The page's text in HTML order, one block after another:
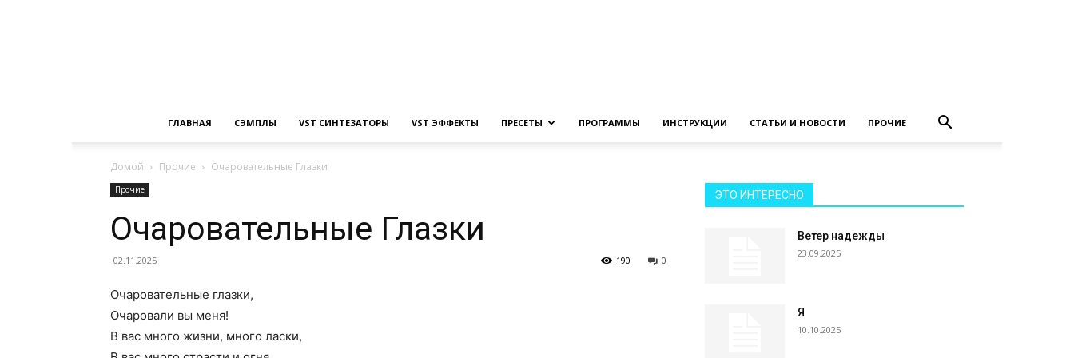
ГЛАВНАЯ СЭМПЛЫ VST СИНТЕЗАТОРЫ VST ЭФФЕКТЫ ПРЕСЕТЫ ПРОГРАММЫ ИНСТРУКЦИИ СТАТЬИ И НОВОСТИ ПРОЧИЕ
Домой Прочие Очаровательные Глазки
Прочие
Очаровательные Глазки
02.11.2025 0
190
Очаровательные глазки,
Очаровали вы меня!
В вас много жизни, много ласки,
ЭТО ИНТЕРЕСНО
Ветер надежды
23.09.2025
Я
10.10.2025